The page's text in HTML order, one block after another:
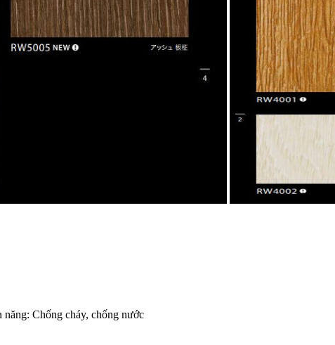
Chống cháy, chống nước